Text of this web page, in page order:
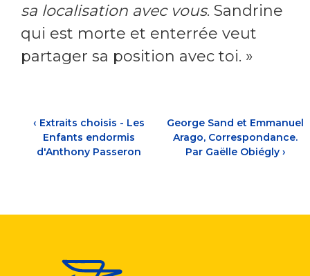
sa localisation avec vous. Sandrine
qui est morte et enterrée veut
partager sa position avec toi. »
‹ Extraits choisis - Les
Enfants endormis
d'Anthony Passeron
George Sand et Emmanuel
Arago, Correspondance.
Par Gaëlle Obiégly ›